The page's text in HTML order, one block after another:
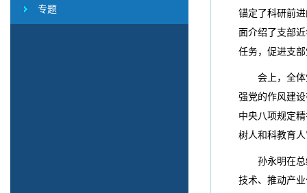
专题
锚定了科研前
面介绍了支部
任务，促进支
会上，全
强党的作风建
中央八项规定
树人和科教育
孙永明在
技术、推动产